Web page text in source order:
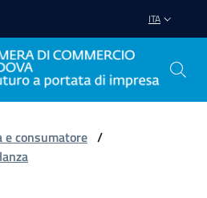
ITA
e consumatore /